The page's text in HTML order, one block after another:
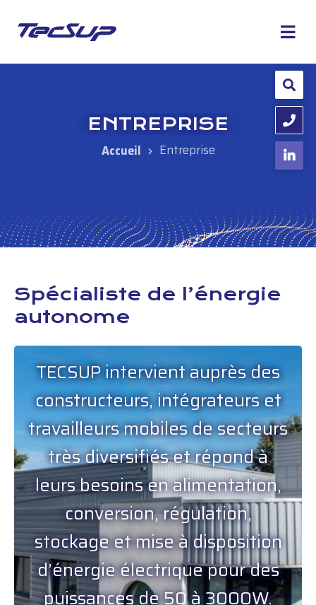
ENTREPRISE
Entreprise
Spécialiste de l’énergie
autonome
TECSUP intervient auprès des
constructeurs, intégrateurs et
travailleurs mobiles de secteurs
très diversifiés et répond à
leurs besoins en alimentation,
conversion, régulation,
stockage et mise à disposition
d’énergie électrique pour des
puissances de 50 à 3000W.